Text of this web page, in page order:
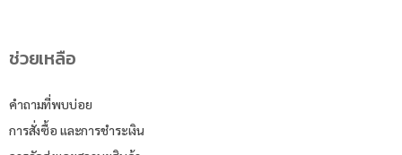
ช่วยเหลือ
คำถามที่พบบ่อย
การสั่งซื้อ และการชำระเงิน